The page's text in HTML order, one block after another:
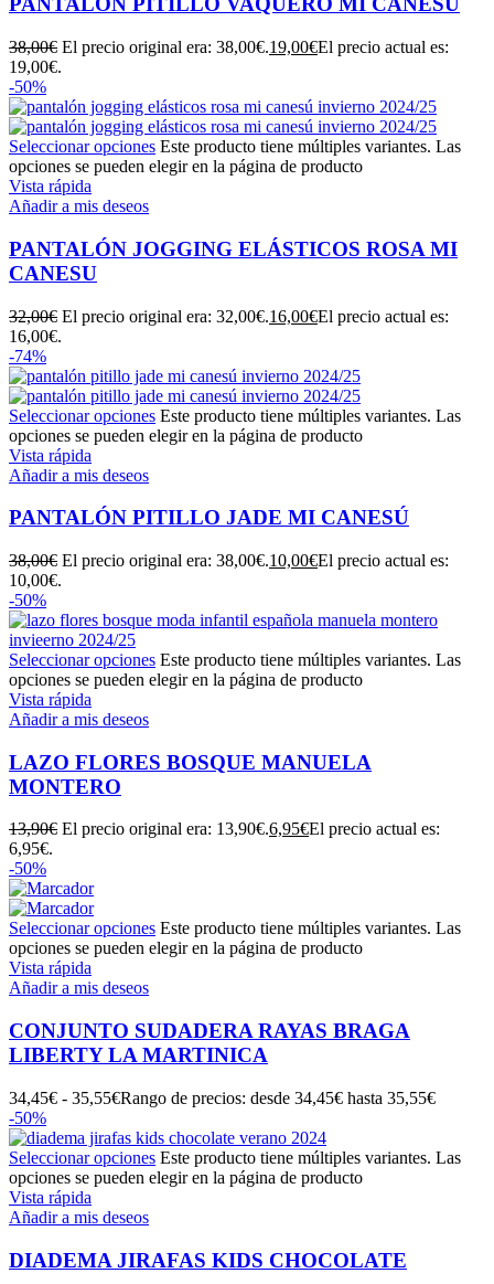
38,00€ El precio original era: 38,00€.19,00€El precio actual es:
19,00€.
-50%
Seleccionar opciones Este producto tiene múltiples variantes. Las
opciones se pueden elegir en la página de producto
Vista rápida
Añadir a mis deseos
PANTALÓN JOGGING ELÁSTICOS ROSA MI
CANESU
32,00€ El precio original era: 32,00€.16,00€El precio actual es:
16,00€.
-74%
Seleccionar opciones Este producto tiene múltiples variantes. Las
opciones se pueden elegir en la página de producto
Vista rápida
Añadir a mis deseos
PANTALÓN PITILLO JADE MI CANESÚ
38,00€ El precio original era: 38,00€.10,00€El precio actual es:
10,00€.
-50%
Seleccionar opciones Este producto tiene múltiples variantes. Las
opciones se pueden elegir en la página de producto
Vista rápida
Añadir a mis deseos
LAZO FLORES BOSQUE MANUELA
MONTERO
13,90€ El precio original era: 13,90€.6,95€El precio actual es:
6,95€.
-50%
Seleccionar opciones Este producto tiene múltiples variantes. Las
opciones se pueden elegir en la página de producto
Vista rápida
Añadir a mis deseos
CONJUNTO SUDADERA RAYAS BRAGA
LIBERTY LA MARTINICA
34,45€ - 35,55€Rango de precios: desde 34,45€ hasta 35,55€
-50%
Seleccionar opciones Este producto tiene múltiples variantes. Las
opciones se pueden elegir en la página de producto
Vista rápida
Añadir a mis deseos
DIADEMA JIRAFAS KIDS CHOCOLATE